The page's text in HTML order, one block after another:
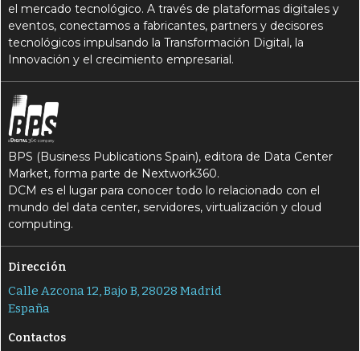
el mercado tecnológico. A través de plataformas digitales y
eventos, conectamos a fabricantes, partners y decisores
tecnológicos impulsando la Transformación Digital, la
Innovación y el crecimiento empresarial.
BPS (Business Publications Spain), editora de Data Center
Market, forma parte de Nextwork360.
DCM es el lugar para conocer todo lo relacionado con el
mundo del data center, servidores, virtualización y cloud
computing.
Dirección
Calle Azcona 12, Bajo B, 28028 Madrid
España
Contactos